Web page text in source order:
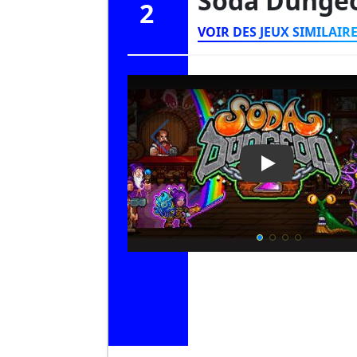
2
VOIR DES JEUX
Play Video: